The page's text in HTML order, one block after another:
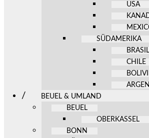
USA
SÜDAMERIKA
CHILE
BEUEL & UMLAND
BEUEL
OBERKASSEL
BONN